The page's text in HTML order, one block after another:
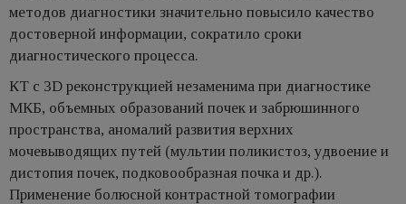
методов диагностики значительно повысило качество
достоверной информации, сократило сроки
диагностического процесса.
КТ с 3D реконструкцией незаменима при диагностике
МКБ, объемных образований почек и забрюшинного
пространства, аномалий развития верхних
мочевыводящих путей (мультии поликистоз, удвоение и
дистопия почек, подковообразная почка и др.).
Применение болюсной контрастной томографии